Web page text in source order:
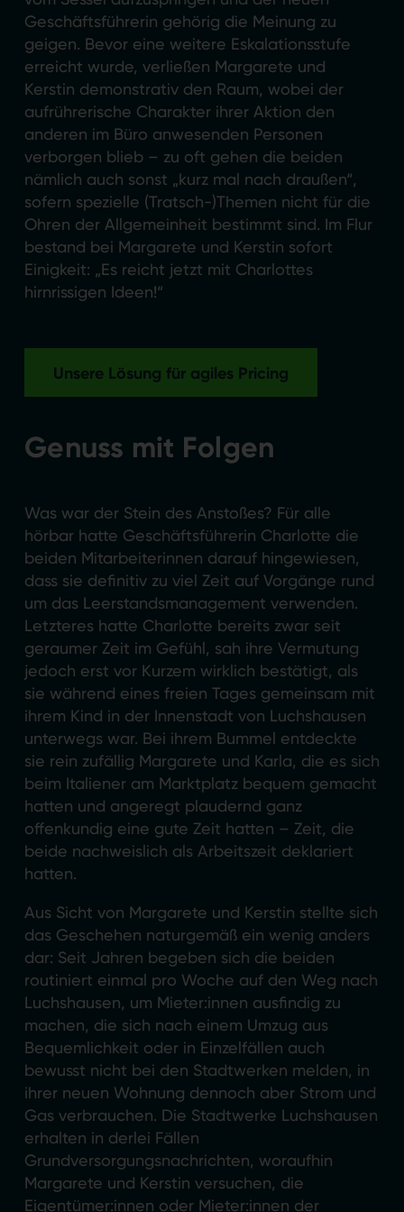
Geschäftsführerin gehörig die Meinung zu
geigen. Bevor eine weitere Eskalationsstufe
erreicht wurde, verließen Margarete und
Kerstin demonstrativ den Raum, wobei der
aufrührerische Charakter ihrer Aktion den
anderen im Büro anwesenden Personen
verborgen blieb – zu oft gehen die beiden
nämlich auch sonst „kurz mal nach draußen“,
sofern spezielle (Tratsch-)Themen nicht für die
Ohren der Allgemeinheit bestimmt sind. Im Flur
bestand bei Margarete und Kerstin sofort
Einigkeit: „Es reicht jetzt mit Charlottes
hirnrissigen Ideen!“
Unsere Lösung für agiles Pricing
Genuss mit Folgen
Was war der Stein des Anstoßes? Für alle
hörbar hatte Geschäftsführerin Charlotte die
beiden Mitarbeiterinnen darauf hingewiesen,
dass sie definitiv zu viel Zeit auf Vorgänge rund
um das Leerstandsmanagement verwenden.
Letzteres hatte Charlotte bereits zwar seit
geraumer Zeit im Gefühl, sah ihre Vermutung
jedoch erst vor Kurzem wirklich bestätigt, als
sie während eines freien Tages gemeinsam mit
ihrem Kind in der Innenstadt von Luchshausen
unterwegs war. Bei ihrem Bummel entdeckte
sie rein zufällig Margarete und Karla, die es sich
beim Italiener am Marktplatz bequem gemacht
hatten und angeregt plaudernd ganz
offenkundig eine gute Zeit hatten – Zeit, die
beide nachweislich als Arbeitszeit deklariert
hatten.
Aus Sicht von Margarete und Kerstin stellte sich
das Geschehen naturgemäß ein wenig anders
dar: Seit Jahren begeben sich die beiden
routiniert einmal pro Woche auf den Weg nach
Luchshausen, um Mieter:innen ausfindig zu
machen, die sich nach einem Umzug aus
Bequemlichkeit oder in Einzelfällen auch
bewusst nicht bei den Stadtwerken melden, in
ihrer neuen Wohnung dennoch aber Strom und
Gas verbrauchen. Die Stadtwerke Luchshausen
erhalten in derlei Fällen
Grundversorgungsnachrichten, woraufhin
Margarete und Kerstin versuchen, die
Eigentümer:innen oder Mieter:innen der